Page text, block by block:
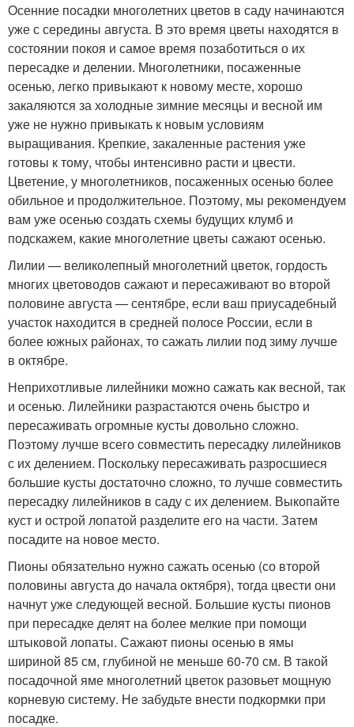
Осенние посадки многолетних цветов в саду начинаются
уже с середины августа. В это время цветы находятся в
состоянии покоя и самое время позаботиться о их
пересадке и делении. Многолетники, посаженные
осенью, легко привыкают к новому месте, хорошо
закаляются за холодные зимние месяцы и весной им
уже не нужно привыкать к новым условиям
выращивания. Крепкие, закаленные растения уже
готовы к тому, чтобы интенсивно расти и цвести.
Цветение, у многолетников, посаженных осенью более
обильное и продолжительное. Поэтому, мы рекомендуем
вам уже осенью создать схемы будущих клумб и
подскажем, какие многолетние цветы сажают осенью.
Лилии — великолепный многолетний цветок, гордость
многих цветоводов сажают и пересаживают во второй
половине августа — сентябре, если ваш приусадебный
участок находится в средней полосе России, если в
более южных районах, то сажать лилии под зиму лучше
в октябре.
Неприхотливые лилейники можно сажать как весной, так
и осенью. Лилейники разрастаются очень быстро и
пересаживать огромные кусты довольно сложно.
Поэтому лучше всего совместить пересадку лилейников
с их делением. Поскольку пересаживать разросшиеся
большие кусты достаточно сложно, то лучше совместить
пересадку лилейников в саду с их делением. Выкопайте
куст и острой лопатой разделите его на части. Затем
посадите на новое место.
Пионы обязательно нужно сажать осенью (со второй
половины августа до начала октября), тогда цвести они
начнут уже следующей весной. Большие кусты пионов
при пересадке делят на более мелкие при помощи
штыковой лопаты. Сажают пионы осенью в ямы
шириной 85 см, глубиной не меньше 60-70 см. В такой
посадочной яме многолетний цветок разовьет мощную
корневую систему. Не забудьте внести подкормки при
посадке.